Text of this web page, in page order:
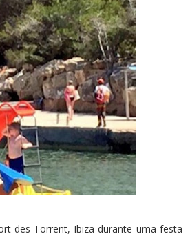
des Torrent, Ibiza durante uma festa